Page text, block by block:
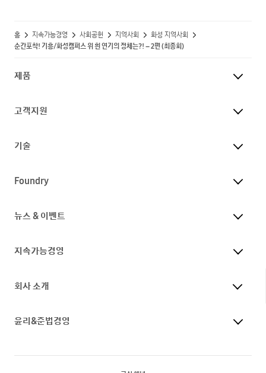
홈 지속가능경영 사회공헌 지역사회
화성 지역사회
순간포착! 기흥/화성캠퍼스 위 흰 연기의 정체는?! – 2편 (최종회)
제품
고객지원
기술
Foundry
뉴스 & 이벤트
지속가능경영
회사 소개
윤리&준법경영